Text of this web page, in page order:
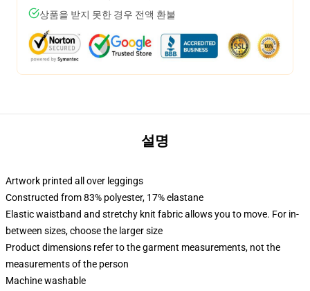
상품을 받지 못한 경우 전액 환불
설명
Artwork printed all over leggings
Constructed from 83% polyester, 17% elastane
Elastic waistband and stretchy knit fabric allows you to move. For in-
between sizes, choose the larger size
Product dimensions refer to the garment measurements, not the
measurements of the person
Machine washable